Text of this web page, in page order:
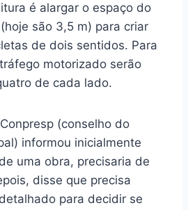
é alargar o espaço do
são 3,5 m) para criar
de dois sentidos. Para
motorizado serão
de cada lado.
(conselho do
informou inicialmente
uma obra, precisaria de
disse que precisa
para decidir se